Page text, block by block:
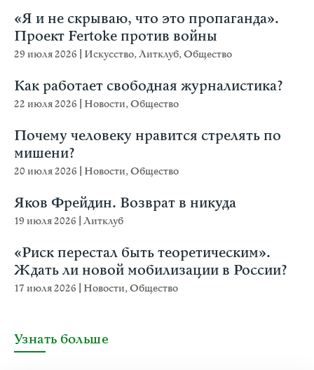
«Я и не скрываю, что это пропаганда».
Проект Fertoke против войны
29 июля 2026 Искусство,Литклуб,Общество
Как работает свободная журналистика?
22 июля 2026 Новости,Общество
Почему человеку нравится стрелять по
мишени?
20 июля 2026 Новости,Общество
Яков Фрейдин. Возврат в никуда
19 июля 2026 Литклуб
«Риск перестал быть теоретическим».
Ждать ли новой мобилизации в России?
17 июля 2026 Новости,Общество
Узнать больше